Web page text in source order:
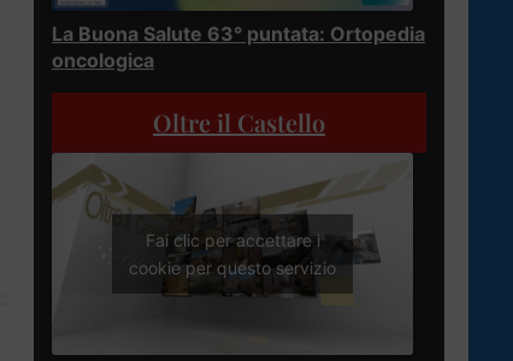
La Buona Salute 63° puntata: Ortopedia
oncologica
Oltre il Castello
Fai clic per accettare i
cookie per questo servizio